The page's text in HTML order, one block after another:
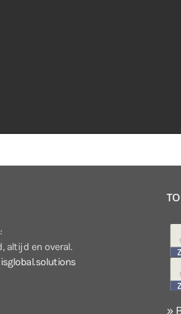
altijd en overal.
»